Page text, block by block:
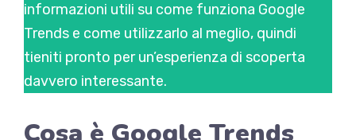
informazioni utili su come funziona Google
Trends e come utilizzarlo al meglio, quindi
tieniti pronto per un’esperienza di scoperta
davvero interessante.